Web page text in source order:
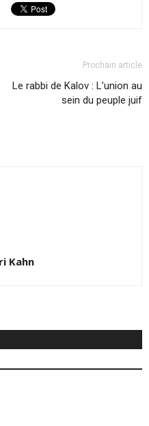
Prochain article
Le rabbi de Kalov : L’union au
sein du peuple juif
Kahn